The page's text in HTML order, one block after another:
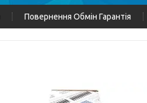
Повернення Обмін Гарантія